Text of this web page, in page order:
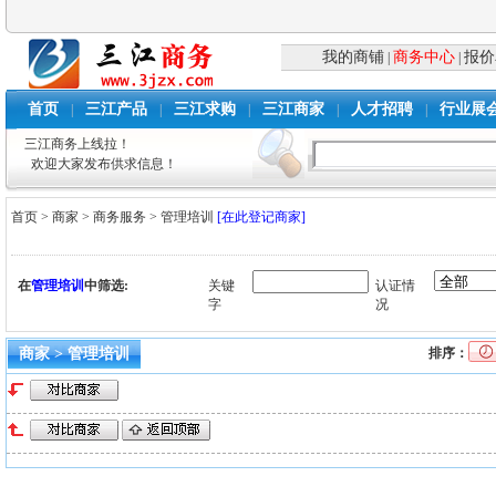
我的商铺 商务中心 |报
首页 三江产品 三江求购 三江商家 人才招聘 行业展
三江商务上线拉！
欢迎大家发布供求信息！
首页 >商家 >商务服务 >管理培训 [在此登记商家]
在管理培训中筛选:
关键
字
认证情
况
商家 > 管理培训 排序：